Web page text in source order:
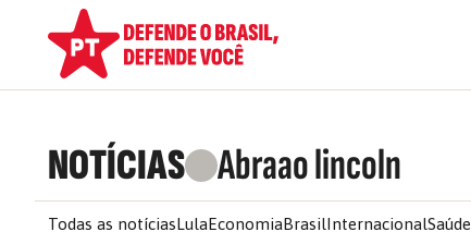
NOTÍCIAS Abraao lincoln
Todas as notíciasLulaEconomiaBrasilInternacionalSaúde